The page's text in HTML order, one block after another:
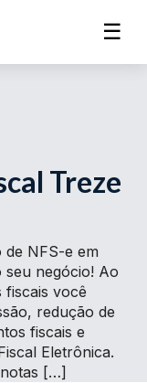
☰
Treze
de NFS-e em
seu negócio! Ao
fiscais você
redução de
fiscais e
Eletrônica.
[…]